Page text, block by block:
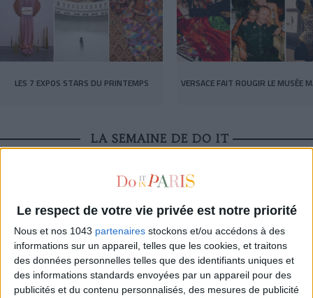
Le respect de votre vie privée est notre priorité
Nous et nos 1043 partenaires stockons et/ou accédons à des
informations sur un appareil, telles que les cookies, et traitons
des données personnelles telles que des identifiants uniques et
des informations standards envoyées par un appareil pour des
publicités et du contenu personnalisés, des mesures de publicité
LES 7 EXPOS STARS DU PRINTEMPS VERSACE FAIT ROUGIR LE MUSÉE
LA SEMAINE DE DO IT